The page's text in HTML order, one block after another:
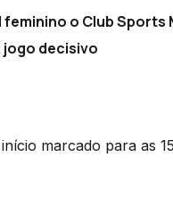
o Club
jogo decisivo
marcado para as